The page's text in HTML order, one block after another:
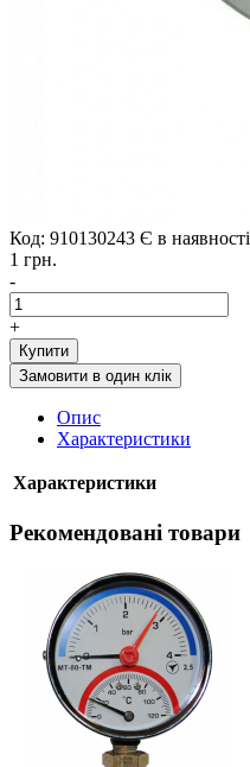
Код: 910130243 Є в наявності
1 грн.
-
+
Купити
Замовити в один клік
Опис
Характеристики
Характеристики
Рекомендовані товари